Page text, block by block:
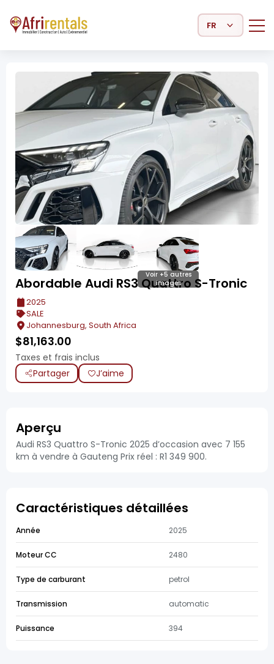
Select Language
Voir +5 autres
images
Abordable Audi RS3 Quattro S-Tronic
2025
SALE
Johannesburg, South Africa
$81,163.00
Taxes et frais inclus
Partager
J’aime
Aperçu
Audi RS3 Quattro S-Tronic 2025 d’occasion avec 7 155
km à vendre à Gauteng Prix réel : R1 349 900.
Caractéristiques détaillées
Année 2025
Moteur CC 2480
Type de carburant petrol
Transmission automatic
Puissance 394